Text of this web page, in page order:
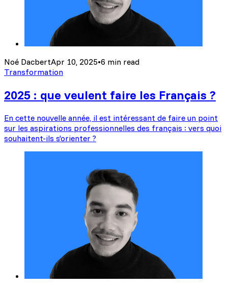
Noé DacbertApr 10, 2025•6 min read
Transformation
2025 : que veulent faire les Français ?
En cette nouvelle année, il est intéressant de faire un point
sur les aspirations professionnelles des français : vers quoi
souhaitent-ils s'orienter ?